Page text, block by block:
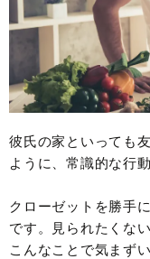
彼氏の家といっても
ように、常識的な行
クローゼットを勝手
です。見られたくな
こんなことで気まず